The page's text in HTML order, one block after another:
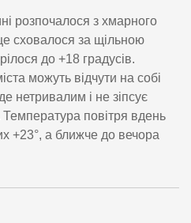
розпочалося з хмарного
сховалося за щільною
до +18 градусів.
можуть відчути на собі
нетривалим і не зіпсує
Температура повітря вдень
+23°, а ближче до вечора